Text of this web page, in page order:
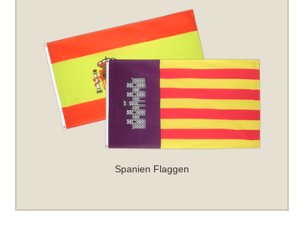
Spanien Flaggen